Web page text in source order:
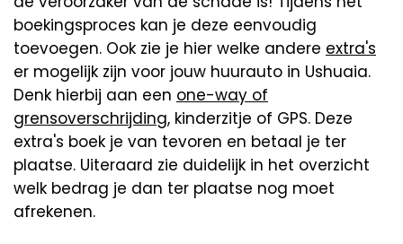
boekingsproces kan je deze eenvoudig
toevoegen. Ook zie je hier welke andere extra's
er mogelijk zijn voor jouw huurauto in Ushuaia.
Denk hierbij aan een one-way of
grensoverschrijding, kinderzitje of GPS. Deze
extra's boek je van tevoren en betaal je ter
plaatse. Uiteraard zie duidelijk in het overzicht
welk bedrag je dan ter plaatse nog moet
afrekenen.